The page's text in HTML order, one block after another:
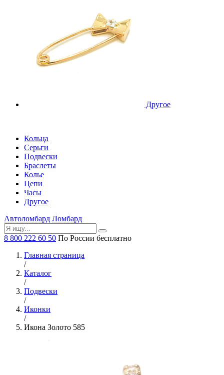
Другое
Кольца
Серьги
Подвески
Браслеты
Колье
Цепи
Часы
Другое
Автоломбард Ломбард
8 800 222 60 50 По России бесплатно
Главная страница
/
Каталог
/
Подвески
/
Иконки
/
Икона Золото 585